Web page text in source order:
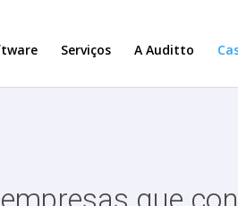
Serviços A Auditto